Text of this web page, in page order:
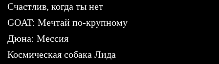
Счастлив, когда ты нет
GOAT: Мечтай по-крупному
Дюна: Мессия
Космическая собака Лида